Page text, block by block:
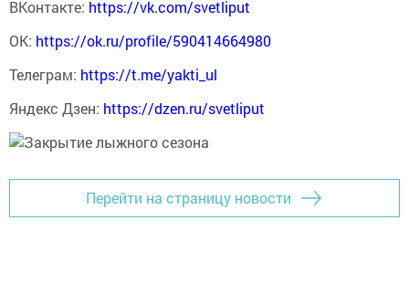
ВКонтакте: https://vk.com/svetliput
ОК: https://ok.ru/profile/590414664980
Телеграм: https://t.me/yakti_ul
Яндекс Дзен: https://dzen.ru/svetliput
Перейти на страницу новости